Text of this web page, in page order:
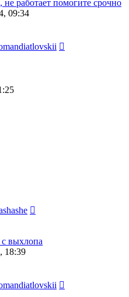
работает помогите срочно
09:34
выхлопа
18:39